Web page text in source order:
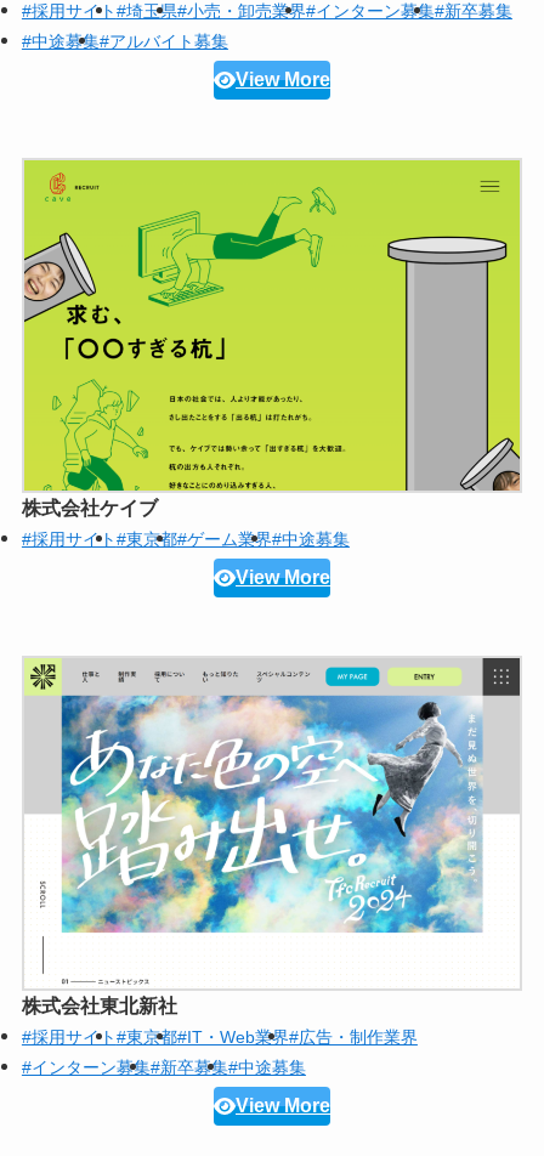
#採用サイト#埼玉県#小売・卸売業界#インターン募集#新卒募集
#中途募集#アルバイト募集
View More
株式会社ケイブ
#採用サイト#東京都#ゲーム業界#中途募集
View More
株式会社東北新社
#採用サイト#東京都#IT・Web業界#広告・制作業界
#インターン募集#新卒募集#中途募集
View More